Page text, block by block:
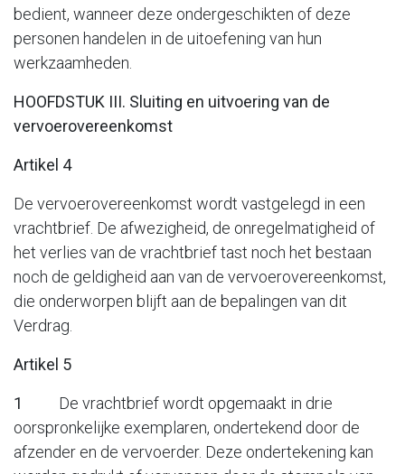
bedient, wanneer deze ondergeschikten of deze
personen handelen in de uitoefening van hun
werkzaamheden.
HOOFDSTUK III. Sluiting en uitvoering van de
vervoerovereenkomst
Artikel 4
De vervoerovereenkomst wordt vastgelegd in een
vrachtbrief. De afwezigheid, de onregelmatigheid of
het verlies van de vrachtbrief tast noch het bestaan
noch de geldigheid aan van de vervoerovereenkomst,
die onderworpen blijft aan de bepalingen van dit
Verdrag.
Artikel 5
1
De vrachtbrief wordt opgemaakt in drie
oorspronkelijke exemplaren, ondertekend door de
afzender en de vervoerder. Deze ondertekening kan